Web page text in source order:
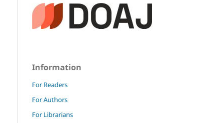
Information
For Readers
For Authors
For Librarians